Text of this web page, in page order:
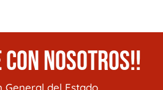
CON NOSOTROS!!
General del Estado